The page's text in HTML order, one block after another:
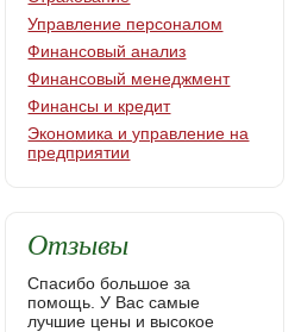
Управление персоналом
Финансовый анализ
Финансовый менеджмент
Финансы и кредит
Экономика и управление на
предприятии
Отзывы
Спасибо большое за
помощь. У Вас самые
лучшие цены и высокое